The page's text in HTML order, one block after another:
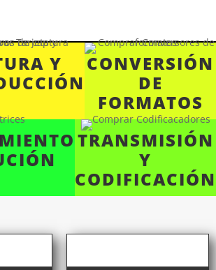
Y
CONVERSIÓN
DE
FORMATOS
TRANSMISIÓN
Y
CODIFICACIÓN